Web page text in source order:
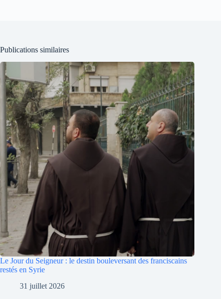
Publications similaires
Le Jour du Seigneur : le destin bouleversant des franciscains
restés en Syrie
31 juillet 2026